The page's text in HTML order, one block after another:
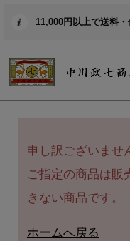
11,000円以上で送料
申し訳ございませ
ご指定の商品は販
きない商品です。
ホームへ戻る